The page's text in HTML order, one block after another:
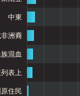
住民
表上
混血
洲裔
中東